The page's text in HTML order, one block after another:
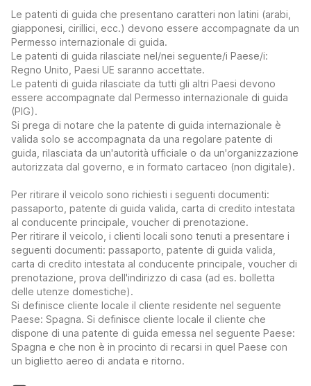
Le patenti di guida che presentano caratteri non latini (arabi,
giapponesi, cirillici, ecc.) devono essere accompagnate da un
Permesso internazionale di guida.
Le patenti di guida rilasciate nel/nei seguente/i Paese/i:
Regno Unito, Paesi UE saranno accettate.
Le patenti di guida rilasciate da tutti gli altri Paesi devono
essere accompagnate dal Permesso internazionale di guida
(PIG).
Si prega di notare che la patente di guida internazionale è
valida solo se accompagnata da una regolare patente di
guida, rilasciata da un'autorità ufficiale o da un'organizzazione
autorizzata dal governo, e in formato cartaceo (non digitale).
Per ritirare il veicolo sono richiesti i seguenti documenti:
passaporto, patente di guida valida, carta di credito intestata
al conducente principale, voucher di prenotazione.
Per ritirare il veicolo, i clienti locali sono tenuti a presentare i
seguenti documenti: passaporto, patente di guida valida,
carta di credito intestata al conducente principale, voucher di
prenotazione, prova dell'indirizzo di casa (ad es. bolletta
delle utenze domestiche).
Si definisce cliente locale il cliente residente nel seguente
Paese: Spagna. Si definisce cliente locale il cliente che
dispone di una patente di guida emessa nel seguente Paese:
Spagna e che non è in procinto di recarsi in quel Paese con
un biglietto aereo di andata e ritorno.